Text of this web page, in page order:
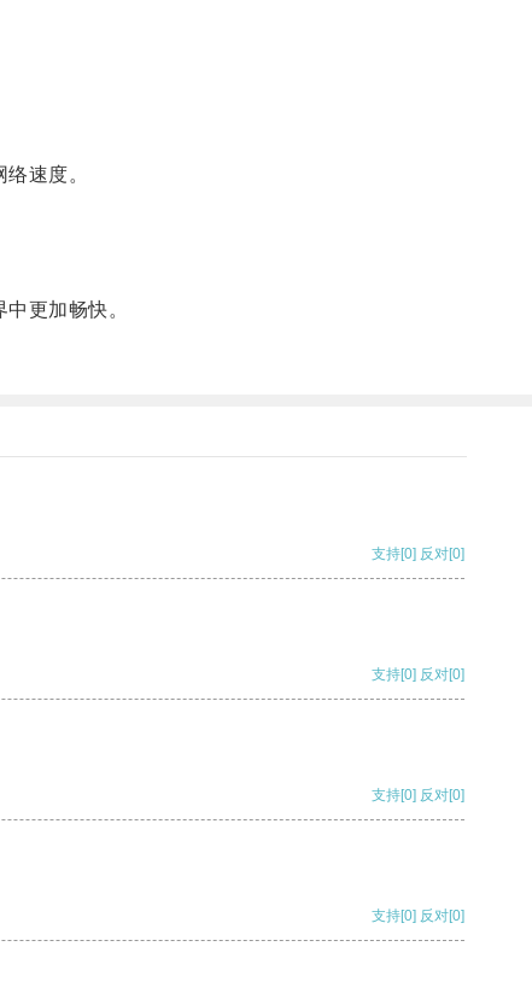
速度。
更加畅快。
支持[0] 反对[0]
支持[0] 反对[0]
支持[0] 反对[0]
支持[0] 反对[0]